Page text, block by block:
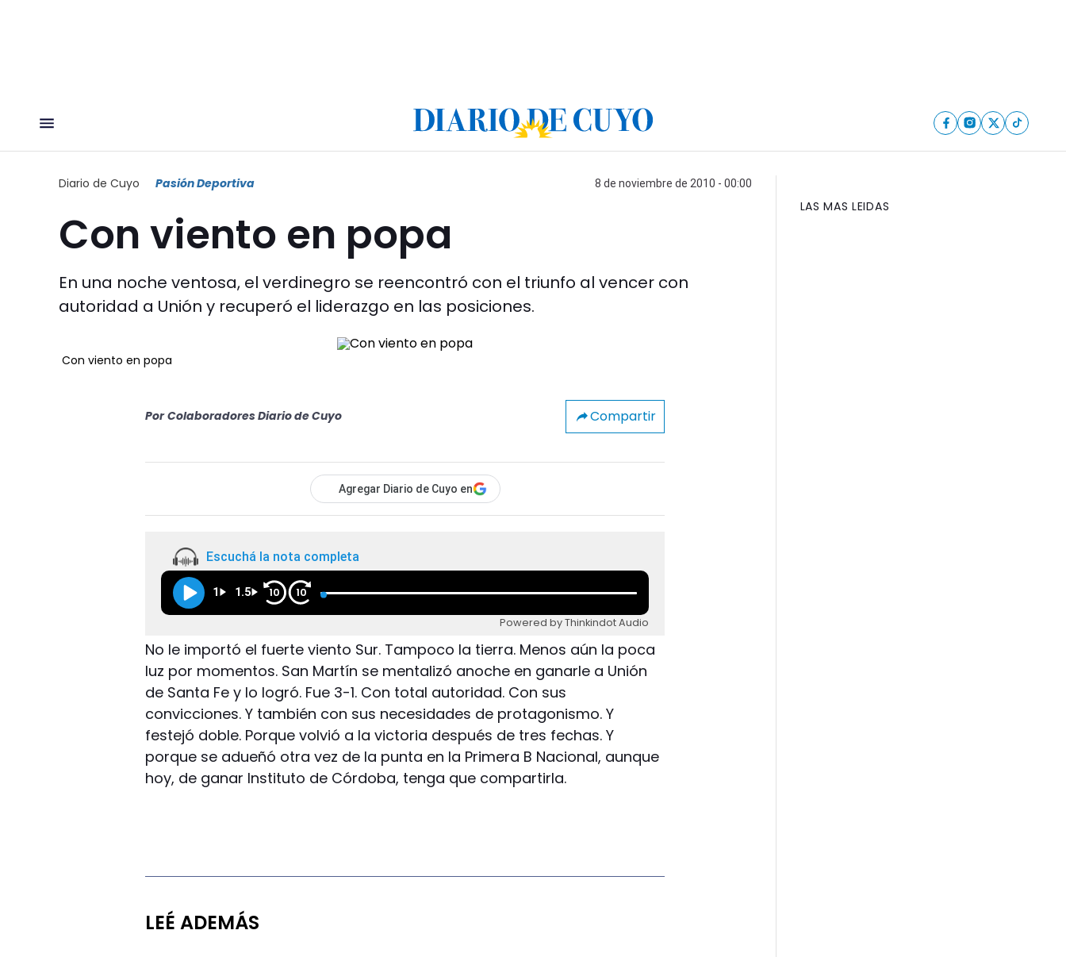
Diario de Cuyo Pasión Deportiva 8 de noviembre de 2010 - 00:00
Con viento en popa
En una noche ventosa, el verdinegro se reencontró con el triunfo al vencer con
autoridad a Unión y recuperó el liderazgo en las posiciones.
Con viento en popa
Por Colaboradores Diario de Cuyo Compartir
Agregar Diario de Cuyo en
Escuchá la nota completa
1 1.5 10 10
Powered by Thinkindot Audio
No le importó el fuerte viento Sur. Tampoco la tierra. Menos aún la poca
luz por momentos. San Martín se mentalizó anoche en ganarle a Unión
de Santa Fe y lo logró. Fue 3-1. Con total autoridad. Con sus
convicciones. Y también con sus necesidades de protagonismo. Y
festejó doble. Porque volvió a la victoria después de tres fechas. Y
porque se adueñó otra vez de la punta en la Primera B Nacional, aunque
hoy, de ganar Instituto de Córdoba, tenga que compartirla.
LEÉ ADEMÁS
LAS MAS LEIDAS